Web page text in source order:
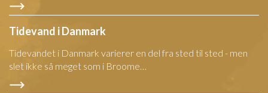
Tidevand i Danmark
Tidevandet i Danmark varierer en del fra sted til sted - men
slet ikke så meget som i Broome…